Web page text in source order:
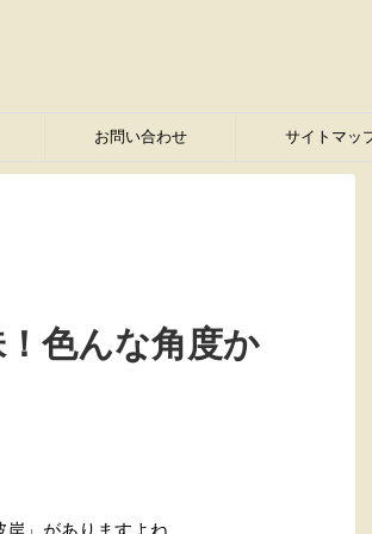
お問い合わせ サイトマッ
色んな角度か
」がありますよね。